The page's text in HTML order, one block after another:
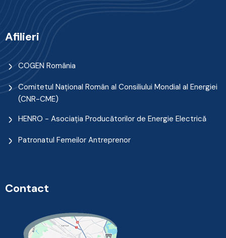
Afilieri
COGEN România
Comitetul Naţional Român al Consiliului Mondial al Energiei
(CNR-CME)
HENRO - Asociația Producătorilor de Energie Electrică
Patronatul Femeilor Antreprenor
Contact